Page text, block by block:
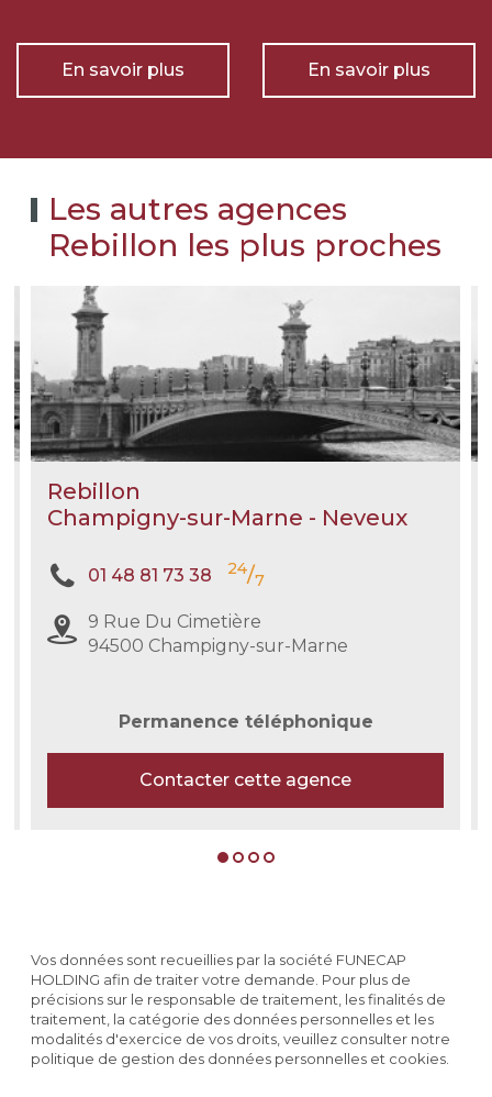
En savoir plus En savoir plus
Les autres agences
Rebillon les plus proches
Rebillon
Champigny-sur-Marne - Neveux
01 48 81 73 38 24/7
9 Rue Du Cimetière
94500 Champigny-sur-Marne
Permanence téléphonique
Contacter cette agence
Vos données sont recueillies par la société FUNECAP
HOLDING afin de traiter votre demande. Pour plus de
précisions sur le responsable de traitement, les finalités de
traitement, la catégorie des données personnelles et les
modalités d'exercice de vos droits, veuillez consulter notre
politique de gestion des données personnelles et cookies.